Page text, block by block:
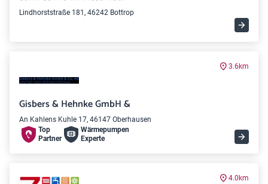
Lindhorststraße 181, 46242 Bottrop
3.6km
Gisbers & Hehnke GmbH &
An Kahlens Kuhle 17, 46147 Oberhausen
Top
Partner
Wärme­pumpen
Experte
4.0km